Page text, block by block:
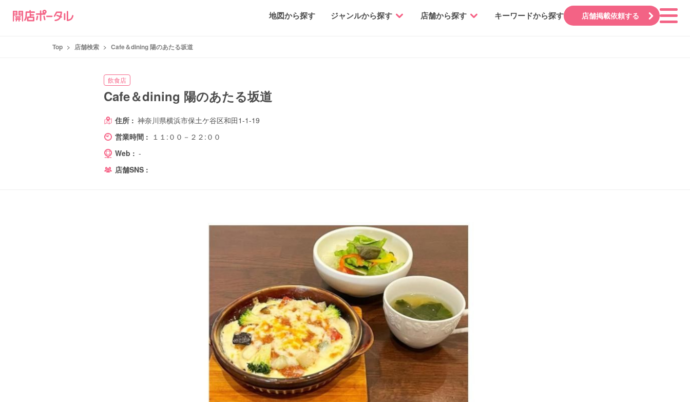
地図から探す ジャンルから探す 店舗から探す キーワードから探す 店舗掲載依頼する
Top > 店舗検索 > Cafe＆dining 陽のあたる坂道
飲食店
Cafe＆dining 陽のあたる坂道
住所 : 神奈川県横浜市保土ケ谷区和田1-1-19
営業時間 : １１:００－２２:００
Web : -
店舗SNS :